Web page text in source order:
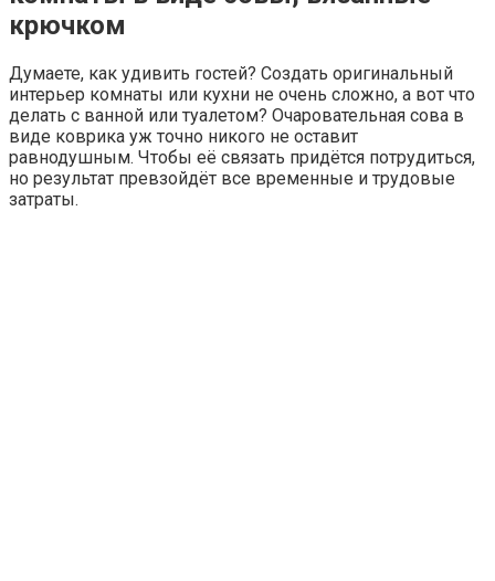
крючком
Думаете, как удивить гостей? Создать оригинальный
интерьер комнаты или кухни не очень сложно, а вот что
делать с ванной или туалетом? Очаровательная сова в
виде коврика уж точно никого не оставит
равнодушным. Чтобы её связать придётся потрудиться,
но результат превзойдёт все временные и трудовые
затраты.